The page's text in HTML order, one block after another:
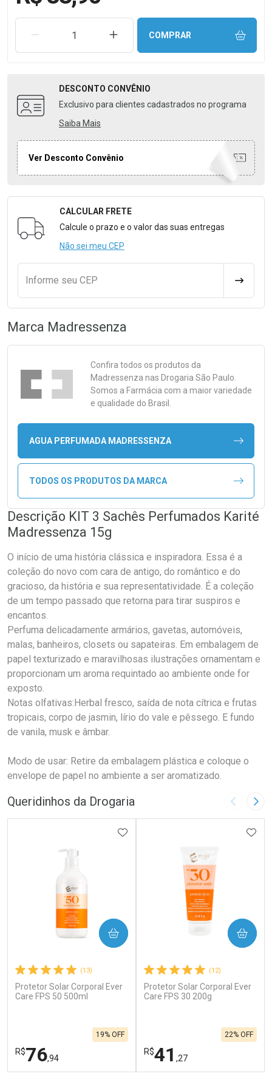
REMOVER UMA UNIDADEAUMENTAR UMA UNIDADE
COMPRAR
DESCONTO CONVÊNIO
Exclusivo para clientes cadastrados no programa
Saiba Mais
Ver Desconto Convênio
Formulário para Calcular o Frete
CALCULAR FRETE
Calcule o prazo e o valor das suas entregas
Não sei meu CEP
Informe seu CEP
Marca Madressenza
Confira todos os produtos da
Madressenza nas Drogaria São Paulo.
Somos a Farmácia com a maior variedade
e qualidade do Brasil.
AGUA PERFUMADA MADRESSENZA
TODOS OS PRODUTOS DA MARCA
Descrição KIT 3 Sachês Perfumados Karité
Madressenza 15g
O início de uma história clássica e inspiradora. Essa é a
coleção do novo com cara de antigo, do romântico e do
gracioso, da história e sua representatividade. É a coleção
de um tempo passado que retorna para tirar suspiros e
encantos.
Perfuma delicadamente armários, gavetas, automóveis,
malas, banheiros, closets ou sapateiras. Em embalagem de
papel texturizado e maravilhosas ilustrações ornamentam e
proporcionam um aroma requintado ao ambiente onde for
exposto.
Notas olfativas:Herbal fresco, saída de nota cítrica e frutas
tropicais, corpo de jasmin, lírio do vale e pêssego. E fundo
de vanila, musk e âmbar.
Modo de usar: Retire da embalagem plástica e coloque o
envelope de papel no ambiente a ser aromatizado.
Queridinhos da Drogaria Imagem
(13)
Protetor Solar Corporal Ever
Care FPS 50 500ml
R$76,94
19% OFF
ADICIONAR AOS FAVORITOS
COMPRAR
(12)
Protetor Solar Corporal Ever
Care FPS 30 200g
R$41 ,27
22% OFF
COMPRAR